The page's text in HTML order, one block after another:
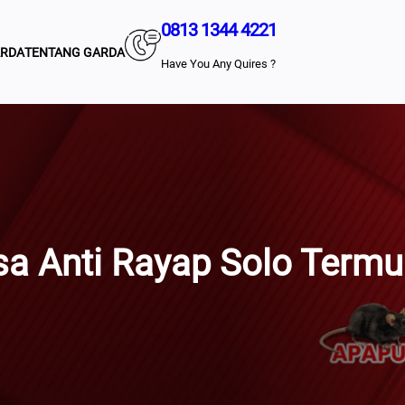
TENTANG GARDA
0813 1344 4221
Have You Any Quires ?
Anti Rayap Solo